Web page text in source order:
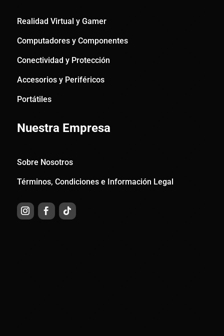
Realidad Virtual y Gamer
Computadores y Componentes
Conectividad y Protección
Accesorios y Periféricos
Portátiles
Nuestra Empresa
Sobre Nosotros
Términos, Condiciones e Información Legal